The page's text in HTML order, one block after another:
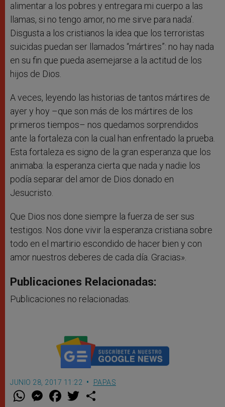
alimentar a los pobres y entregara mi cuerpo a las
llamas, si no tengo amor, no me sirve para nada’.
Disgusta a los cristianos la idea que los terroristas
suicidas puedan ser llamados “mártires”: no hay nada
en su fin que pueda asemejarse a la actitud de los
hijos de Dios.
A veces, leyendo las historias de tantos mártires de
ayer y hoy –que son más de los mártires de los
primeros tiempos– nos quedamos sorprendidos
ante la fortaleza con la cual han enfrentado la prueba.
Esta fortaleza es signo de la gran esperanza que los
animaba: la esperanza cierta que nada y nadie los
podía separar del amor de Dios donado en
Jesucristo.
Que Dios nos done siempre la fuerza de ser sus
testigos. Nos done vivir la esperanza cristiana sobre
todo en el martirio escondido de hacer bien y con
amor nuestros deberes de cada día. Gracias».
Publicaciones Relacionadas:
Publicaciones no relacionadas.
JUNIO 28, 2017 11:22 PAPAS
W M
e
F
a w